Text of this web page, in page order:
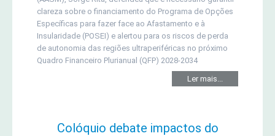
clareza sobre o financiamento do Programa de Opções
Específicas para fazer face ao Afastamento e à
Insularidade (POSEI) e alertou para os riscos de perda
de autonomia das regiões ultraperiféricas no próximo
Quadro Financeiro Plurianual (QFP) 2028-2034
Ler mais...
Colóquio debate impactos do